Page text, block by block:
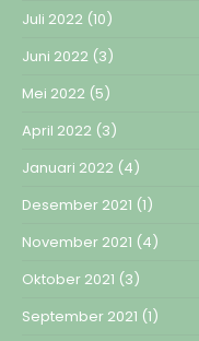
Juli 2022 (10)
Juni 2022 (3)
Mei 2022 (5)
April 2022 (3)
Januari 2022 (4)
Desember 2021 (1)
November 2021 (4)
Oktober 2021 (3)
September 2021 (1)